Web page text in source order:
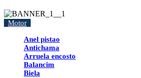
Motor
Anel pistao
Antichama
Arruela encosto
Balancim
Biela